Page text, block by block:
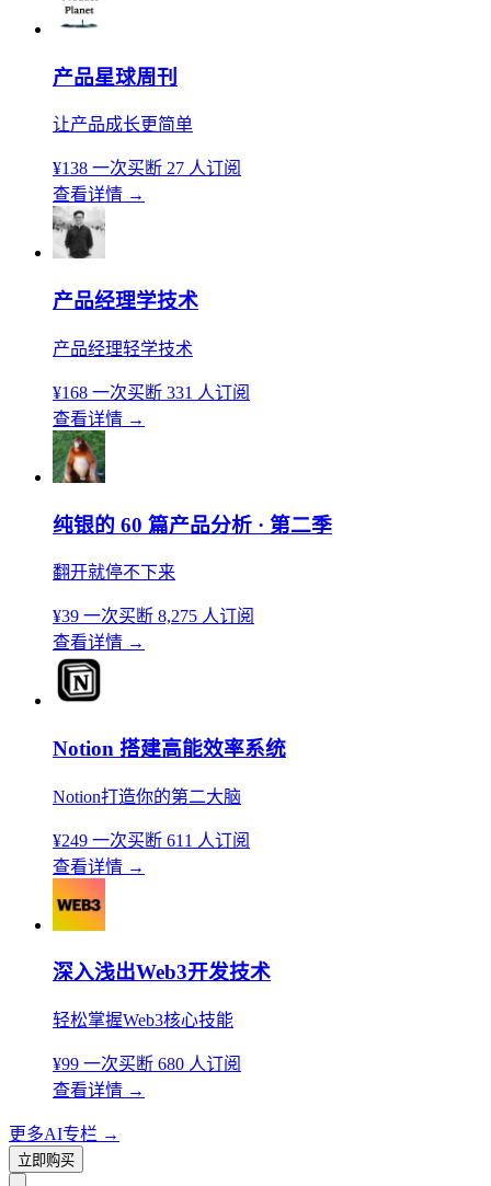
产品星球周刊
让产品成长更简单
¥138 一次买断 27 人订阅
查看详情 →
产品经理学技术
产品经理轻学技术
¥168 一次买断 331 人订阅
查看详情 →
纯银的 60 篇产品分析 · 第二季
翻开就停不下来
¥39 一次买断 8,275 人订阅
查看详情 →
Notion 搭建高能效率系统
Notion打造你的第二大脑
¥249 一次买断 611 人订阅
查看详情 →
深入浅出Web3开发技术
轻松掌握Web3核心技能
¥99 一次买断 680 人订阅
查看详情 →
更多AI专栏 →
立即购买